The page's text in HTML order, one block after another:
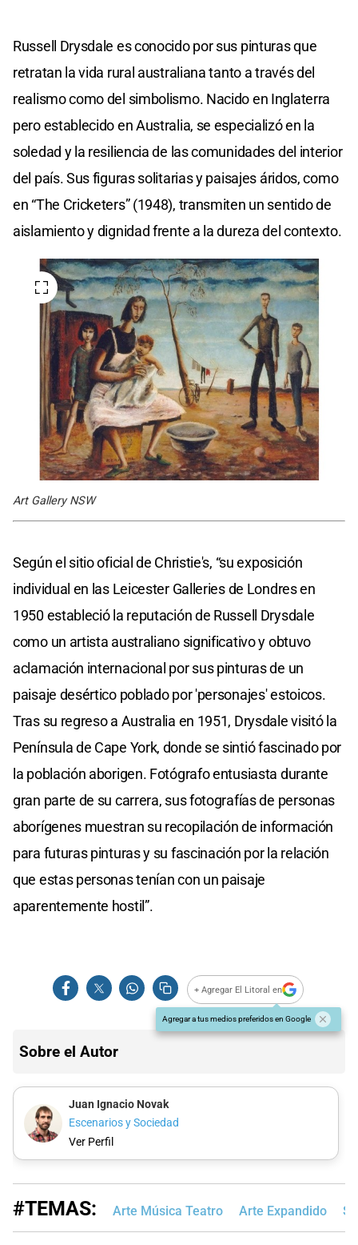
Russell Drysdale es conocido por sus pinturas que
retratan la vida rural australiana tanto a través del
realismo como del simbolismo. Nacido en Inglaterra
pero establecido en Australia, se especializó en la
soledad y la resiliencia de las comunidades del interior
del país. Sus figuras solitarias y paisajes áridos, como
en “The Cricketers” (1948), transmiten un sentido de
aislamiento y dignidad frente a la dureza del contexto.
Art Gallery NSW
Según el sitio oficial de Christie's, “su exposición
individual en las Leicester Galleries de Londres en
1950 estableció la reputación de Russell Drysdale
como un artista australiano significativo y obtuvo
aclamación internacional por sus pinturas de un
paisaje desértico poblado por 'personajes' estoicos.
Tras su regreso a Australia en 1951, Drysdale visitó la
Península de Cape York, donde se sintió fascinado por
la población aborigen. Fotógrafo entusiasta durante
gran parte de su carrera, sus fotografías de personas
aborígenes muestran su recopilación de información
para futuras pinturas y su fascinación por la relación
que estas personas tenían con un paisaje
aparentemente hostil”.
+ Agregar El Litoral en
Agregar a tus medios preferidos en Google
Sobre el Autor
Juan Ignacio Novak
Escenarios y Sociedad
Ver Perfil
#TEMAS: Arte Música Teatro Arte Expandido